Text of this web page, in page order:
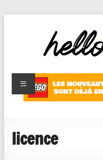
HelloBricks
Blog LEGO,
nouveaut�s
reviews
licence